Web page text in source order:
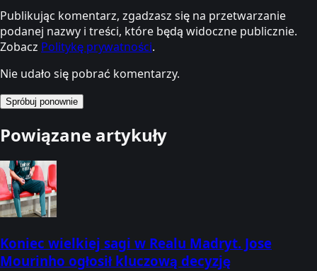
Publikując komentarz, zgadzasz się na przetwarzanie
podanej nazwy i treści, które będą widoczne publicznie.
Zobacz Politykę prywatności.
Nie udało się pobrać komentarzy.
Spróbuj ponownie
Powiązane artykuły
Koniec wielkiej sagi w Realu Madryt. Jose
Mourinho ogłosił kluczową decyzję